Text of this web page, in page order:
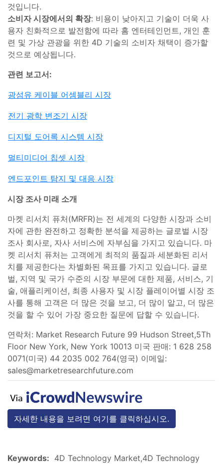
것입니다.
소비자 시장에서의 확장: 비용이 낮아지고 기술이 더욱 사
용자 친화적으로 발전함에 따라 홈 엔터테인먼트, 개인 훈
련 및 가상 관광을 위한 4D 기술의 소비자 채택이 증가할
것으로 예상됩니다.
관련 보고서:
광섬유 케이블 어셈블리 시장
전기 광학 변조기 시장
디지털 도어록 시스템 시장
멀티미디어 칩셋 시장
엔드포인트 탐지 및 대응 시장
시장 조사 미래 소개
마켓 리서치 퓨처(MRFR)는 전 세계의 다양한 시장과 소비
자에 관한 완전하고 정확한 분석을 제공하는 글로벌 시장
조사 회사로, 자사 서비스에 자부심을 가지고 있습니다. 마
켓 리서치 퓨처는 고객에게 최적의 품질과 세분화된 리서
치를 제공한다는 차별화된 목표를 가지고 있습니다. 글로
벌, 지역 및 국가 수준의 시장 부문에 대한 제품, 서비스, 기
술, 애플리케이션, 최종 사용자 및 시장 플레이어별 시장 조
사를 통해 고객은 더 많은 것을 보고, 더 많이 알고, 더 많은
것을 할 수 있어 가장 중요한 질문에 답할 수 있습니다.
연락처: Market Research Future 99 Hudson Street,5Th
Floor New York, New York 10013 미국 판매: 1 628 258
0071(미국) 44 2035 002 764(영국) 이메일:
sales@marketresearchfuture.com
자세한 내용을 보려면 여기를 클릭하십시오.
Keywords: 4D Technology Market,4D Technology